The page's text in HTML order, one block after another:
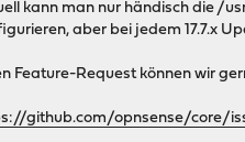
kann man nur händisch die /
aber bei jedem 17.7.x
Feature-Request können wir
github.com/opnsense/core/